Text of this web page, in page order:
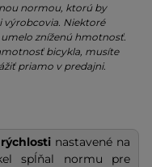
normou, ktorú by
výrobcovia. Niektoré
zníženú hmotnosť.
bicykla, musíte
priamo v predajni.
nastavené na
spĺňal normu pre